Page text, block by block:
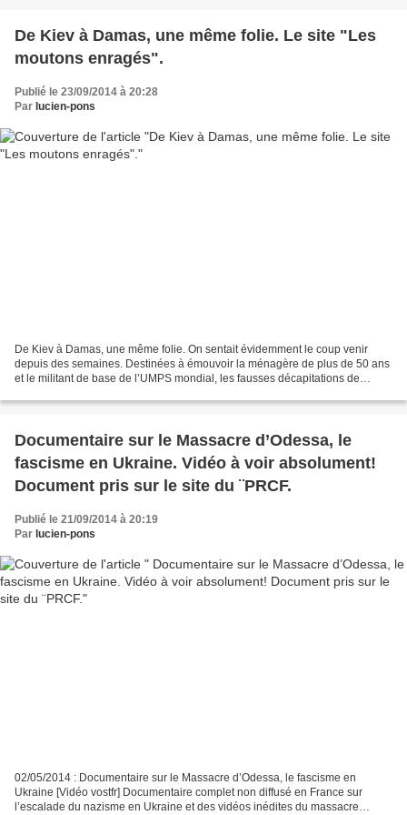
De Kiev à Damas, une même folie. Le site "Les
moutons enragés".
Publié le 23/09/2014 à 20:28
Par lucien-pons
De Kiev à Damas, une même folie. On sentait évidemment le coup venir
depuis des semaines. Destinées à émouvoir la ménagère de plus de 50 ans
et le militant de base de l’UMPS mondial, les fausses décapitations de
Documentaire sur le Massacre d’Odessa, le
fascisme en Ukraine. Vidéo à voir absolument!
Document pris sur le site du ¨PRCF.
Publié le 21/09/2014 à 20:19
Par lucien-pons
02/05/2014 : Documentaire sur le Massacre d’Odessa, le fascisme en
Ukraine [Vidéo vostfr] Documentaire complet non diffusé en France sur
l’escalade du nazisme en Ukraine et des vidéos inédites du massacre